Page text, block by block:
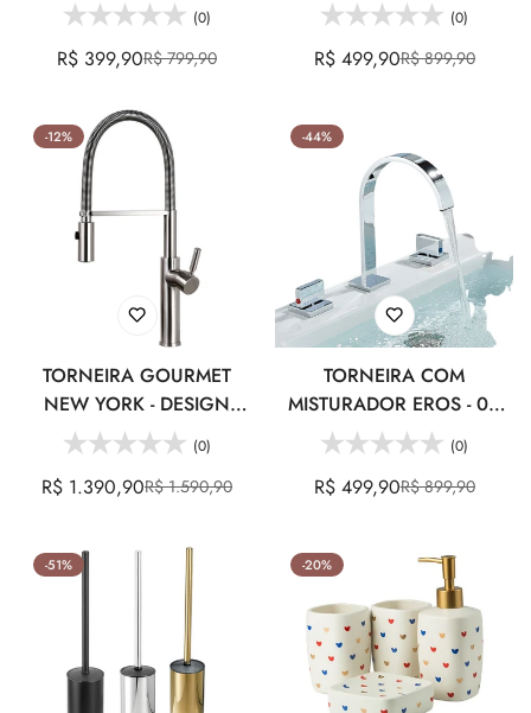
(0)
Preço
venda
R$ 399,90Preço
R$ 799,90
(0)
Preço
R$ 499,90Preço
R$ 899,90
-12%
TORNEIRA GOURMET
NEW YORK - DESIGN
MODERNO
(0)
Preço
venda
R$ 1.390,90Preço
R$ 1.590,90
-44%
TORNEIRA COM
MISTURADOR EROS - 04
CORES
(0)
Preço
R$ 499,90Preço
R$ 899,90
-51% -20%
Confirm your age
Are you 18 years old or older?
No, I'm not Yes, I am